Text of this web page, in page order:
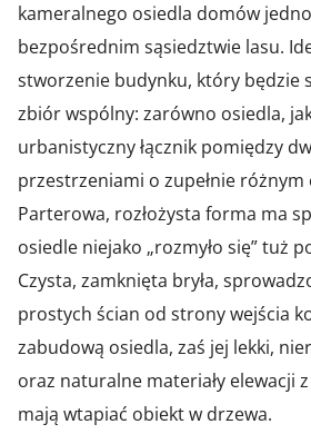
kameralnego osiedla domów
bezpośrednim sąsiedztwie lasu.
stworzenie budynku, który będzie
zbiór wspólny: zarówno osiedla,
urbanistyczny łącznik pomiędzy
przestrzeniami o zupełnie różnym
Parterowa, rozłożysta forma ma
osiedle niejako „rozmyło się” tuż
Czysta, zamknięta bryła,
prostych ścian od strony wejścia
zabudową osiedla, zaś jej lekki,
oraz naturalne materiały elewacji
mają wtapiać obiekt w drzewa.